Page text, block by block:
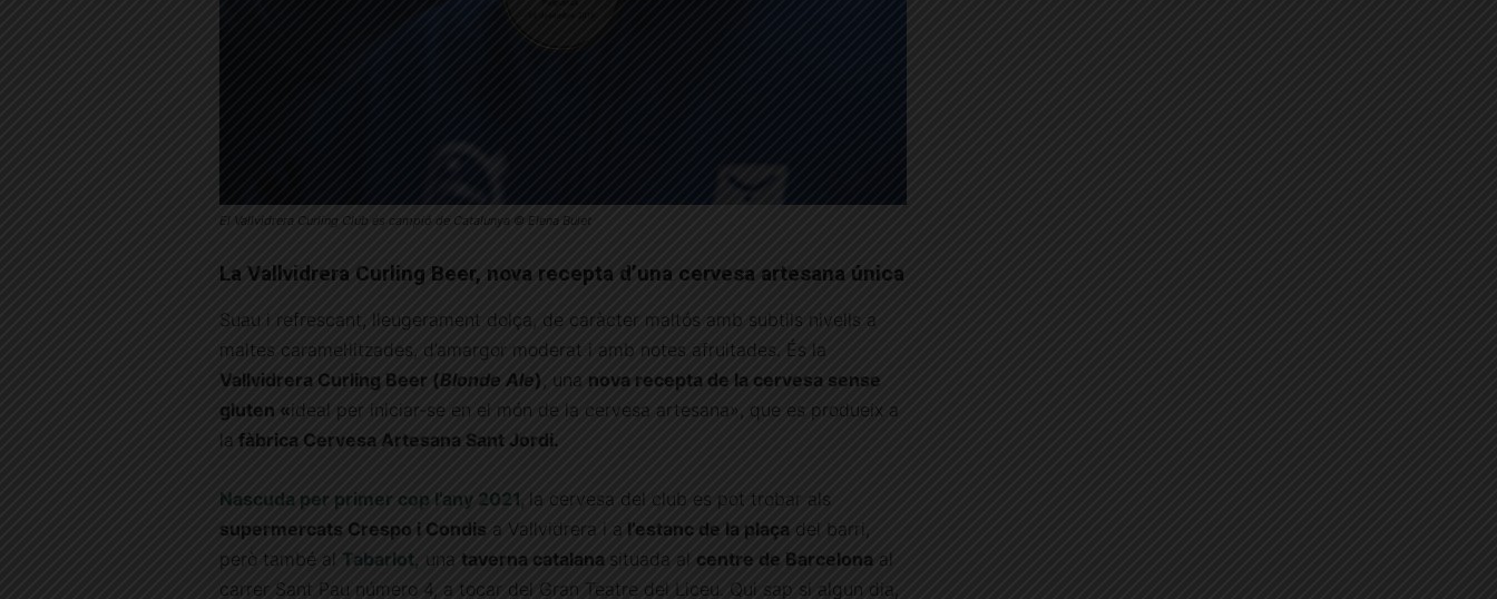
El Vallvidrera Curling Club és campió de Catalunya © Elena Bulet
La Vallvidrera Curling Beer, nova recepta d’una cervesa artesana única
Suau i refrescant, lleugerament dolça, de caràcter maltós amb subtils nivells a
maltes caramel·litzades, d’amargor moderat i amb notes afruitades. És la
Vallvidrera Curling Beer (Blonde Ale) , una nova recepta de la cervesa sense
gluten «ideal per iniciar-se en el món de la cervesa artesana», que es produeix a
la fàbrica Cervesa Artesana Sant Jordi.
Nascuda per primer cop l’any 2021, la cervesa del club es pot trobar als
supermercats Crespo i Condis a Vallvidrera i a l’estanc de la plaça del barri,
però també al Tabarlot, una taverna catalana situada al centre de Barcelona al
carrer Sant Pau número 4, a tocar del Gran Teatre del Liceu. Qui sap si algun dia,